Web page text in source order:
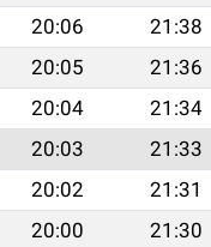
20:06
21:38
20:05
21:36
20:04
21:34
20:03
21:33
20:02
21:31
20:00
21:30